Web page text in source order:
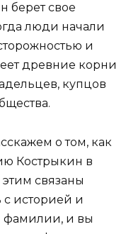
берет свое
люди начали
и
древние корни
купцов
о том, как
Кострыкин в
связаны
с историей и
фамилии, и вы